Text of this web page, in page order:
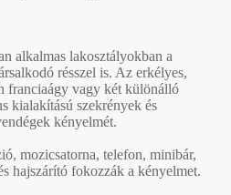
alkalmas lakosztályokban a
résszel is. Az erkélyes,
franciaágy vagy két különálló
kialakítású szekrények és
kényelmét.
mozicsatorna, telefon, minibár,
hajszárító fokozzák a kényelmet.